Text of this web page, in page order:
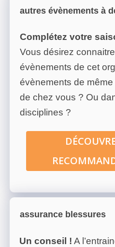
autres évènements à
Complétez votre
Vous désirez
évènements de cet
évènements de
de chez vous ? Ou
disciplines ?
assurance blessures
Un conseil ! A